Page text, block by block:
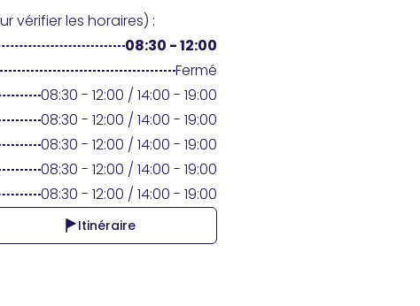
vérifier les horaires) :
08:30 - 12:00
Fermé
08:30 - 12:00 / 14:00 - 19:00
08:30 - 12:00 / 14:00 - 19:00
08:30 - 12:00 / 14:00 - 19:00
08:30 - 12:00 / 14:00 - 19:00
08:30 - 12:00 / 14:00 - 19:00
Itinéraire